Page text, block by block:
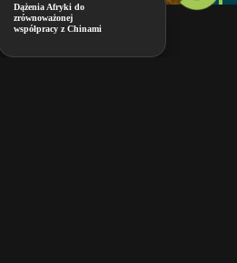
Dążenia Afryki do
zrównoważonej
współpracy z Chinami